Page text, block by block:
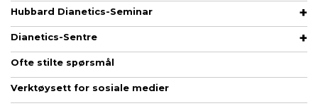
Hubbard Dianetics-Seminar
Dianetics-Sentre
Ofte stilte spørsmål
Verktøysett for sosiale medier